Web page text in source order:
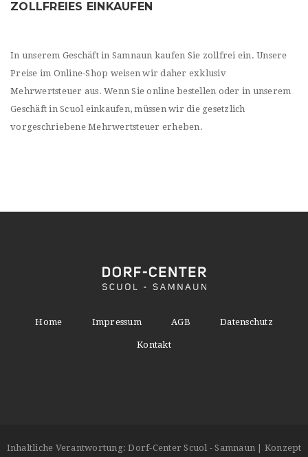
ZOLLFREIES EINKAUFEN
In unserem Geschäft in Samnaun kaufen Sie zollfrei ein. Unsere
Preise im Online-Shop weisen wir daher exklusiv
Mehrwertsteuer aus. Wenn Sie online bestellen oder in unserem
Geschäft in Scuol einkaufen, müssen wir die gesetzlich
vorgeschriebene Mehrwertsteuer erheben.
Home Impressum AGB Datenschutz
Kontakt
Inhaltliche Verantwortung: Dorf-Center Scuol - Samnaun | Konzept